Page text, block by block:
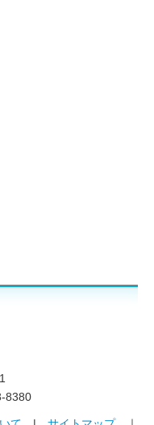
診
活習慣病予防健診
健指導
やま」
集
8380